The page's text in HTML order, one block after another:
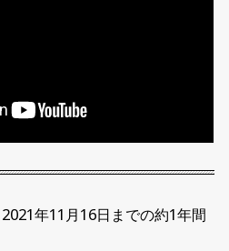
年11月16日までの約1年間